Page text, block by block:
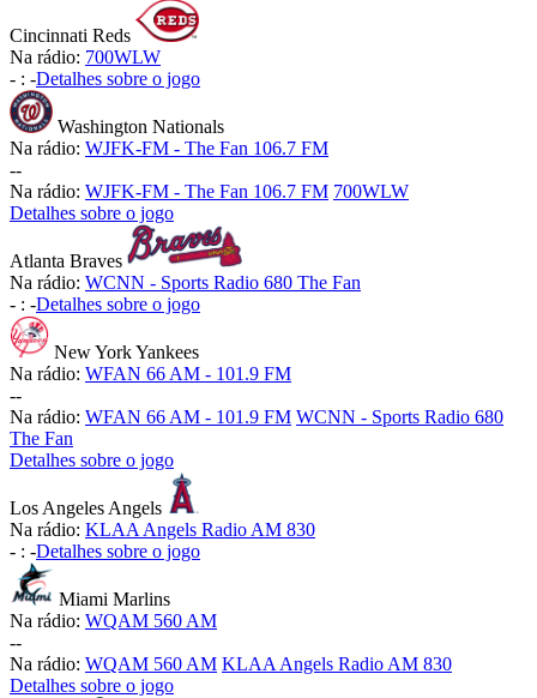
Cincinnati Reds
Na rádio: 700WLW
- : -Detalhes sobre o jogo
Washington Nationals
Na rádio: WJFK-FM - The Fan 106.7 FM
--
Na rádio: WJFK-FM - The Fan 106.7 FM 700WLW
Detalhes sobre o jogo
Atlanta Braves
Na rádio: WCNN - Sports Radio 680 The Fan
- : -Detalhes sobre o jogo
New York Yankees
Na rádio: WFAN 66 AM - 101.9 FM
--
Na rádio: WFAN 66 AM - 101.9 FM WCNN - Sports Radio 680
The Fan
Detalhes sobre o jogo
Los Angeles Angels
Na rádio: KLAA Angels Radio AM 830
- : -Detalhes sobre o jogo
Miami Marlins
Na rádio: WQAM 560 AM
--
Na rádio: WQAM 560 AM KLAA Angels Radio AM 830
Detalhes sobre o jogo